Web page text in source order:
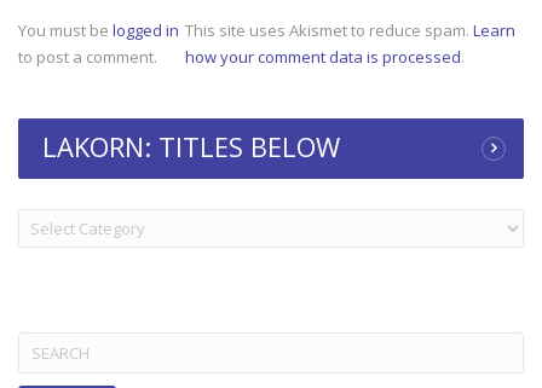
You must be logged in
to post a comment.
This site uses Akismet to reduce spam. Learn
how your comment data is processed.
LAKORN: TITLES BELOW
LAKORN:
TITLES
Search
for: